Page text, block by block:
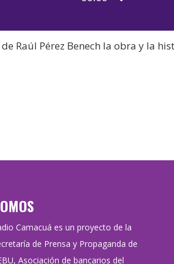
teclas
de
el
Raúl Pérez Benech la obra y la
Camacuá es un proyecto de la
de Prensa y Propaganda de
Asociación de bancarios del